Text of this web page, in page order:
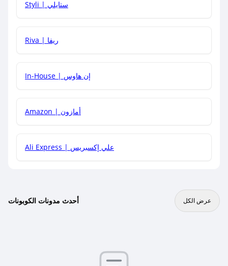
هل يمكنني جمع كود خصم مع العروض الأخرى؟
Styli | ستايلي
Riva | ريفا
In-House | إن هاوس
Amazon | أمازون
Ali Express | علي إكسبريس
أحدث مدونات الكوبونات عرض الكل